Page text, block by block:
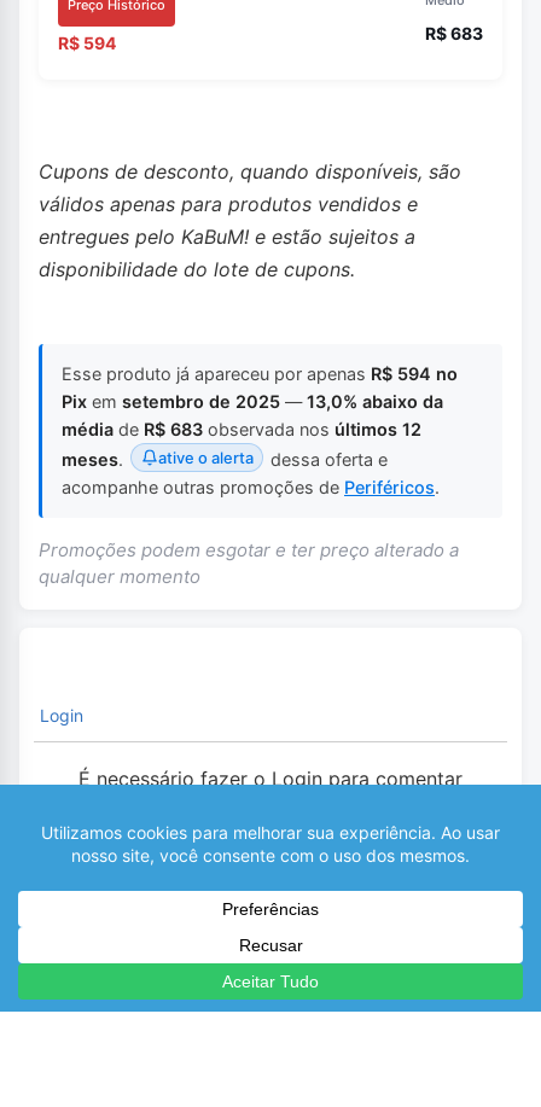
Preço Histórico
R$ 594 R$ 683
Cupons de desconto, quando disponíveis, são
válidos apenas para produtos vendidos e
entregues pelo KaBuM! e estão sujeitos a
disponibilidade do lote de cupons.
Esse produto já apareceu por apenas R$ 594 no
Pix em setembro de 2025 —13,0% abaixo da
média de R$ 683 observada nos últimos 12
meses. ative o alerta
dessa oferta e
acompanhe outras promoções de Periféricos.
Promoções podem esgotar e ter preço alterado a
qualquer momento
Login
É necessário fazer o Login para comentar
0 COMENTÁRIOS